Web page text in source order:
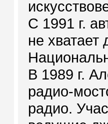
С 1991 г.
не
В 1989 г.
радио-
радио.